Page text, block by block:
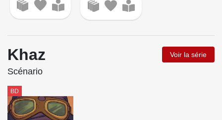
Khaz Voir la série
Scénario
BD